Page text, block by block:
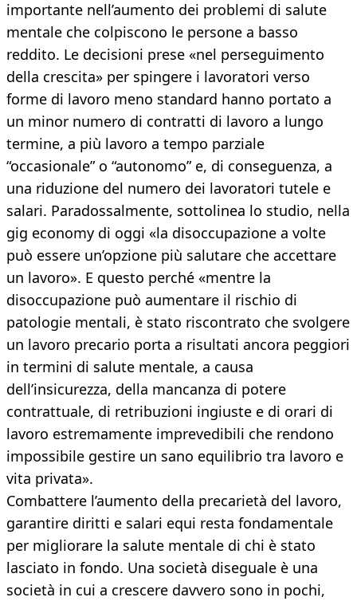
importante nell’aumento dei problemi di salute
mentale che colpiscono le persone a basso
reddito. Le decisioni prese «nel perseguimento
della crescita» per spingere i lavoratori verso
forme di lavoro meno standard hanno portato a
un minor numero di contratti di lavoro a lungo
termine, a più lavoro a tempo parziale
“occasionale” o “autonomo” e, di conseguenza, a
una riduzione del numero dei lavoratori tutele e
salari. Paradossalmente, sottolinea lo studio, nella
gig economy di oggi «la disoccupazione a volte
può essere un’opzione più salutare che accettare
un lavoro». E questo perché «mentre la
disoccupazione può aumentare il rischio di
patologie mentali, è stato riscontrato che svolgere
un lavoro precario porta a risultati ancora peggiori
in termini di salute mentale, a causa
dell’insicurezza, della mancanza di potere
contrattuale, di retribuzioni ingiuste e di orari di
lavoro estremamente imprevedibili che rendono
impossibile gestire un sano equilibrio tra lavoro e
vita privata».
Combattere l’aumento della precarietà del lavoro,
garantire diritti e salari equi resta fondamentale
per migliorare la salute mentale di chi è stato
lasciato in fondo. Una società diseguale è una
società in cui a crescere davvero sono in pochi,